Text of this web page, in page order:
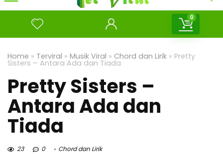
0
Home » Terviral » Musik Viral » Chord dan Lirik » Pretty
Sisters – Antara Ada dan Tiada
Pretty Sisters –
Antara Ada dan
Tiada
23 0 Chord dan Lirik